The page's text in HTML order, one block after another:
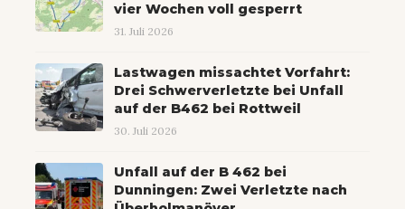
vier Wochen voll gesperrt
31. Juli 2026
Lastwagen missachtet Vorfahrt:
Drei Schwerverletzte bei Unfall
auf der B462 bei Rottweil
30. Juli 2026
Unfall auf der B 462 bei
Dunningen: Zwei Verletzte nach